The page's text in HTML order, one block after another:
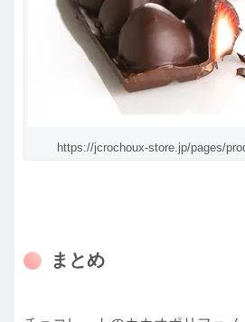
https://jcrochoux-store.jp/pages/
まとめ